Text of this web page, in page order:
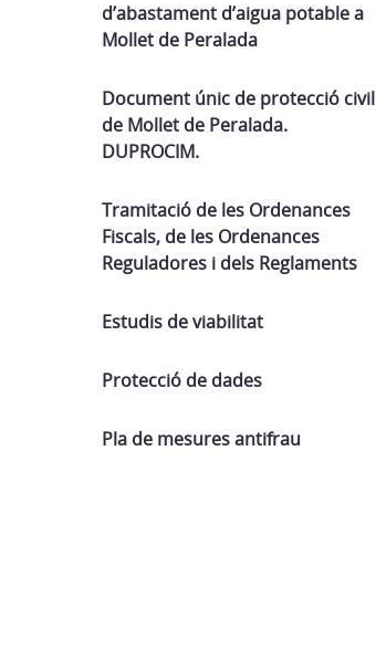
d’abastament d’aigua potable a
Mollet de Peralada
Document únic de protecció civil
de Mollet de Peralada.
DUPROCIM.
Tramitació de les Ordenances
Fiscals, de les Ordenances
Reguladores i dels Reglaments
Estudis de viabilitat
Protecció de dades
Pla de mesures antifrau